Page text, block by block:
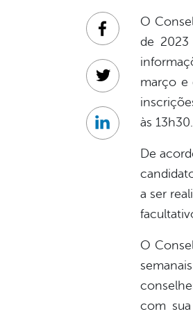
O
de 2023
março e
às 13h30.
De
a ser
O
com
Facebook
Twitter
Linkedin